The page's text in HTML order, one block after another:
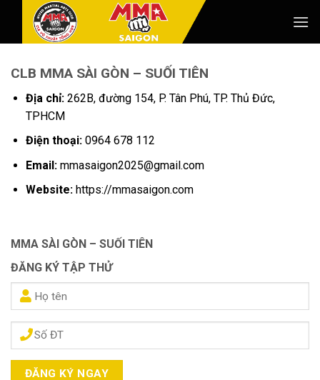
content
CLB MMA SÀI GÒN – SUỐI TIÊN
Địa chỉ:262B, đường 154, P. Tân Phú, TP. Thủ Đức,
TPHCM
Điện thoại:0964 678 112
Email:mmasaigon2025@gmail.com
Website:https://mmasaigon.com
MMA SÀI GÒN – SUỐI TIÊN
ĐĂNG KÝ TẬP THỬ